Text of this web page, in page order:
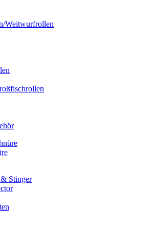
Weitwurfrollen
Stinger